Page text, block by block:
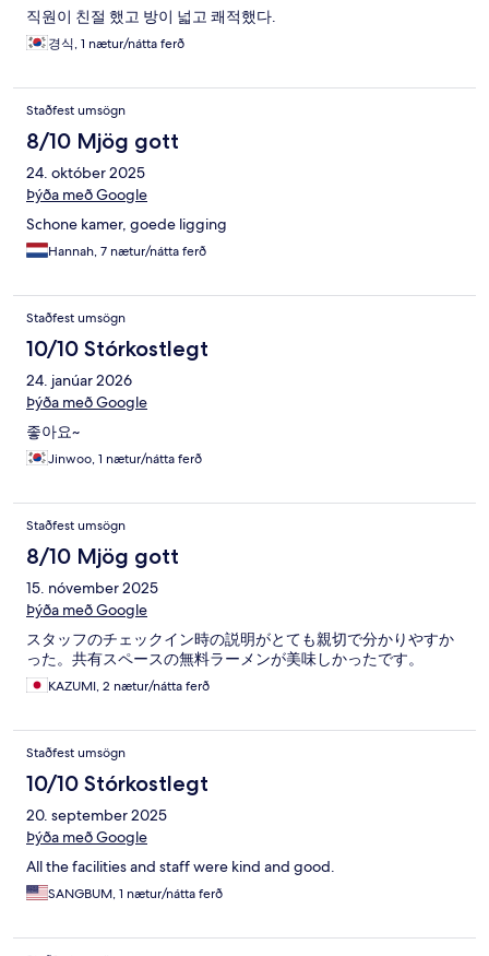
직원이 친절 했고 방이 넓고 쾌적했다.
경식, 1 nætur/nátta ferð
Staðfest umsögn
8/10 Mjög gott
24. október 2025
Þýða með Google
Schone kamer, goede ligging
Hannah, 7 nætur/nátta ferð
Staðfest umsögn
10/10 Stórkostlegt
24. janúar 2026
Þýða með Google
좋아요~
Jinwoo, 1 nætur/nátta ferð
Staðfest umsögn
8/10 Mjög gott
15. nóvember 2025
Þýða með Google
スタッフのチェックイン時の説明がとても親切で分かりやすか
った。共有スペースの無料ラーメンが美味しかったです。
KAZUMI, 2 nætur/nátta ferð
Staðfest umsögn
10/10 Stórkostlegt
20. september 2025
Þýða með Google
All the facilities and staff were kind and good.
SANGBUM, 1 nætur/nátta ferð